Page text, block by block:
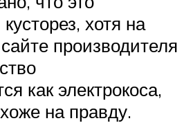
хотя на
производителя
как электрокоса,
на правду.